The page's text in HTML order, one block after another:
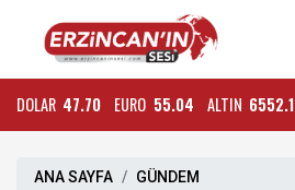
DOLAR 47.70 EURO 55.04 ALTIN 6552.1
ANA SAYFA
GÜNDEM